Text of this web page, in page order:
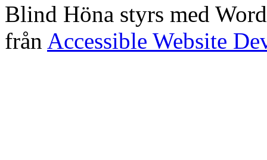
Blind Höna styrs med
från Accessible Website